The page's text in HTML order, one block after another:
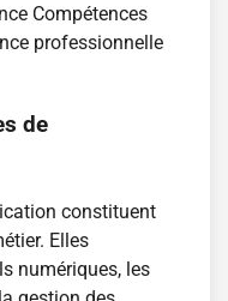
Compétences
professionnelle
de
constituent
Elles
numériques, les